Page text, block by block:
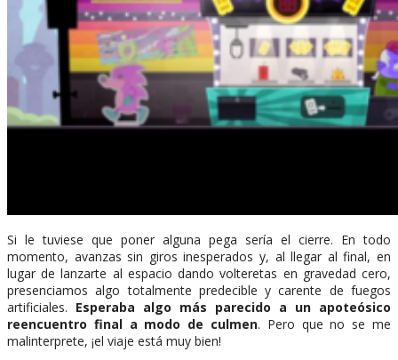
Si le tuviese que poner alguna pega sería el cierre. En todo
momento, avanzas sin giros inesperados y, al llegar al final, en
lugar de lanzarte al espacio dando volteretas en gravedad cero,
presenciamos algo totalmente predecible y carente de fuegos
artificiales. Esperaba algo más parecido a un apoteósico
reencuentro final a modo de culmen. Pero que no se me
malinterprete, ¡el viaje está muy bien!